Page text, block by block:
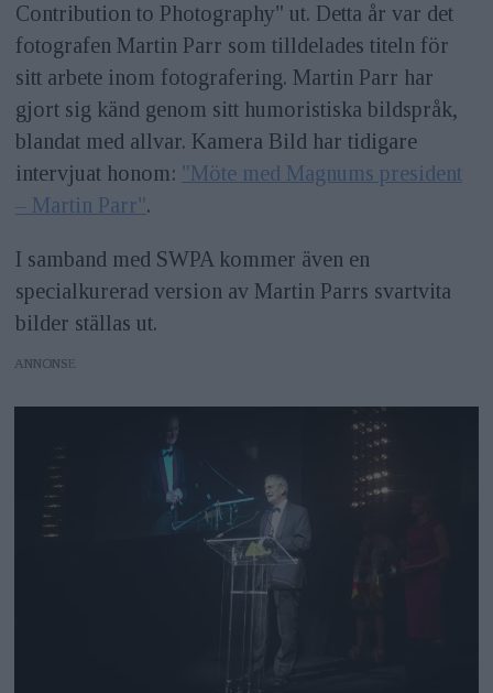
Contribution to Photography" ut. Detta år var det
fotografen Martin Parr som tilldelades titeln för
sitt arbete inom fotografering. Martin Parr har
gjort sig känd genom sitt humoristiska bildspråk,
blandat med allvar. Kamera Bild har tidigare
intervjuat honom: "Möte med Magnums president
– Martin Parr".
I samband med SWPA kommer även en
specialkurerad version av Martin Parrs svartvita
bilder ställas ut.
ANNONS